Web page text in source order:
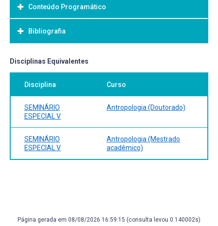
Objetivo Geral:
Objetivo livre - a ser definido pelo Professor, de acordo
com o tema trabalhado em cada oferta.
Conteúdo Programático
Bibliografia
Bibliografia Básica:
A ser definida pelo Professor, de acordo com o tema
trabalhado em cada oferta.
Disciplinas Equivalentes
Disciplina Curso
SEMINÁRIO
ESPECIAL V
Antropologia (Doutorado)
SEMINÁRIO
ESPECIAL V
Antropologia (Mestrado
acadêmico)
Página gerada em 08/08/2026 16:59:15 (consulta levou 0.140002s)